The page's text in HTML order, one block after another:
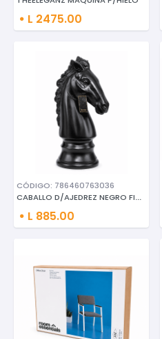
L 2475.00
CÓDIGO: 786460763036
CABALLO D/AJEDREZ NEGRO FIG. D
L 885.00